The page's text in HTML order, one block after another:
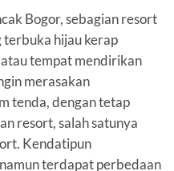
Bogor, sebagian resort
terbuka hijau kerap
tempat mendirikan
merasakan
tenda, dengan tetap
resort, salah satunya
Kendatipun
terdapat perbedaan